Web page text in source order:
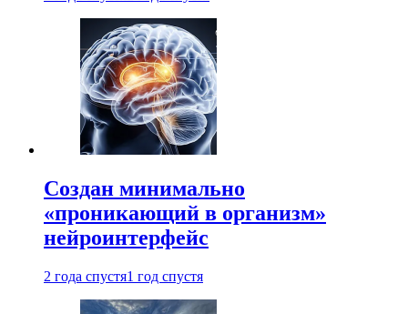
Создан минимально
«проникающий в организм»
нейроинтерфейс
2 года спустя1 год спустя